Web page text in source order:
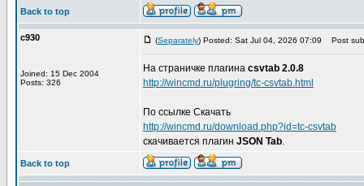
Back to top
c930
Joined: 15 Dec 2004
Posts: 326
(Separately) Posted: Sat Jul 04, 2026 07:09 Post
На страничке плагина csvtab 2.0.8
http://wincmd.ru/plugring/tc-csvtab.html
По ссылке Скачать
http://wincmd.ru/download.php?id=tc-csvtab
скачивается плагин JSON Tab.
Back to top